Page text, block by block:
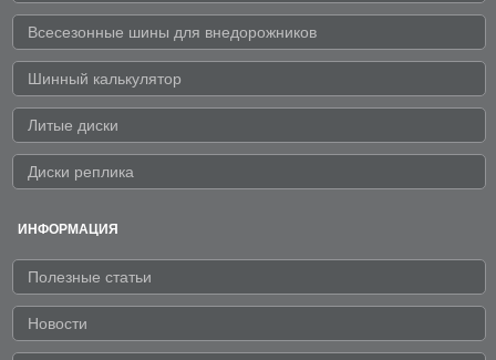
Всесезонные шины для внедорожников
Шинный калькулятор
Литые диски
Диски реплика
ИНФОРМАЦИЯ
Полезные статьи
Новости